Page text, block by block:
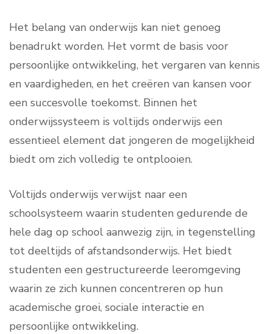
Het belang van onderwijs kan niet genoeg
benadrukt worden. Het vormt de basis voor
persoonlijke ontwikkeling, het vergaren van kennis
en vaardigheden, en het creëren van kansen voor
een succesvolle toekomst. Binnen het
onderwijssysteem is voltijds onderwijs een
essentieel element dat jongeren de mogelijkheid
biedt om zich volledig te ontplooien.
Voltijds onderwijs verwijst naar een
schoolsysteem waarin studenten gedurende de
hele dag op school aanwezig zijn, in tegenstelling
tot deeltijds of afstandsonderwijs. Het biedt
studenten een gestructureerde leeromgeving
waarin ze zich kunnen concentreren op hun
academische groei, sociale interactie en
persoonlijke ontwikkeling.